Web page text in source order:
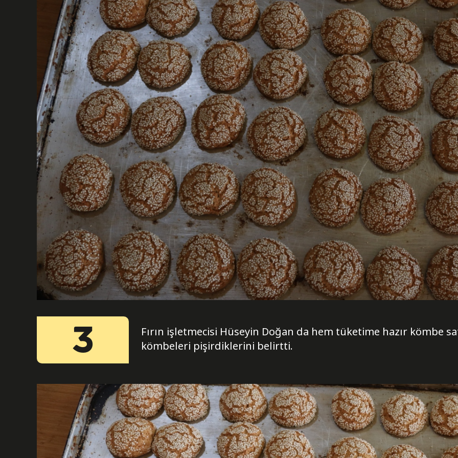
3
Fırın işletmecisi Hüseyin Doğan da hem tüketime hazır kömbe
kömbeleri pişirdiklerini belirtti.